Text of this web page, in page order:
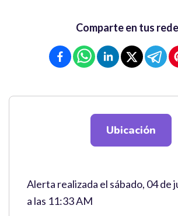
Comparte en tus
Ubicación
Alerta realizada el sábado, 04 de
a las 11:33 AM